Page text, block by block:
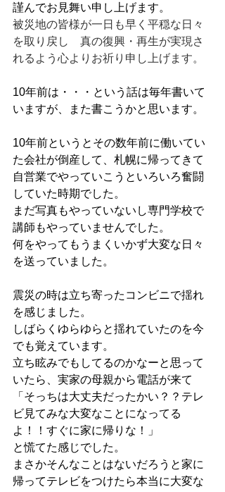
謹んでお見舞い申し上げます。
被災地の皆様が一日も早く平穏な日々
を取り戻し　真の復興・再生が実現さ
れるよう心よりお祈り申し上げます。
10年前は・・・という話は毎年書いて
いますが、また書こうかと思います。
10年前というとその数年前に働いてい
た会社が倒産して、札幌に帰ってきて
自営業でやっていこうといろいろ奮闘
していた時期でした。
まだ写真もやっていないし専門学校で
講師もやっていませんでした。
何をやってもうまくいかず大変な日々
を送っていました。
震災の時は立ち寄ったコンビニで揺れ
を感じました。
しばらくゆらゆらと揺れていたのを今
でも覚えています。
立ち眩みでもしてるのかなーと思って
いたら、実家の母親から電話が来て
「そっちは大丈夫だったかい？？テレ
ビ見てみな大変なことになってる
よ！！すぐに家に帰りな！」
と慌てた感じでした。
まさかそんなことはないだろうと家に
帰ってテレビをつけたら本当に大変な